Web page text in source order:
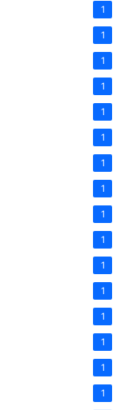
1
1
1
1
1
1
1
1
1
1
1
1
1
1
1
1